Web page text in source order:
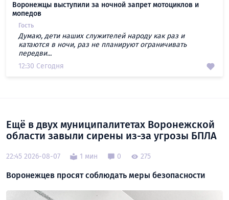
Воронежцы выступили за ночной запрет мотоциклов и
мопедов
Гость
Думаю, дети наших служителей народу как раз и
катаются в ночи, раз не планируют ограничивать
передви...
12:30 Сегодня
Ещё в двух муниципалитетах Воронежской
области завыли сирены из-за угрозы БПЛА
22:45 2026-08-07 1 мин 0 275
Воронежцев просят соблюдать меры безопасности